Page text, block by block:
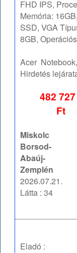
FHD IPS,
Memória:
SSD, VGA
8GB,
Acer
Hirdetés
482 727
Ft
Miskolc
Borsod-
Abaúj-
Zemplén
2026.07.21.
Látta : 34
Eladó :